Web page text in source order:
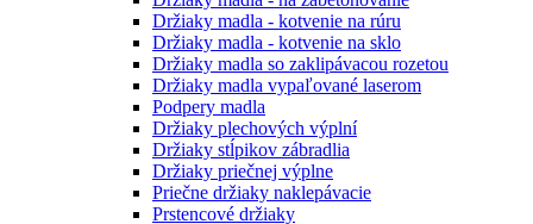
Držiaky madla - kotvenie na rúru
Držiaky madla - kotvenie na sklo
Držiaky madla so zaklipávacou rozetou
Držiaky madla vypaľované laserom
Podpery madla
Držiaky plechových výplní
Držiaky stĺpikov zábradlia
Držiaky priečnej výplne
Priečne držiaky naklepávacie
Prstencové držiaky